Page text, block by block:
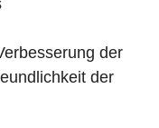
der
der